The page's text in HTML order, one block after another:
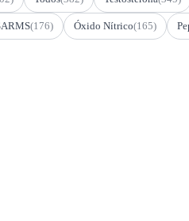
(176) Óxido Nítrico(165)